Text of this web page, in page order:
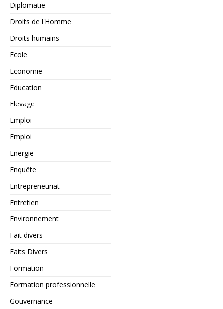
Diplomatie
Droits de l'Homme
Droits humains
Ecole
Economie
Education
Elevage
Emploi
Emploi
Energie
Enquête
Entrepreneuriat
Entretien
Environnement
Fait divers
Faits Divers
Formation
Formation professionnelle
Gouvernance